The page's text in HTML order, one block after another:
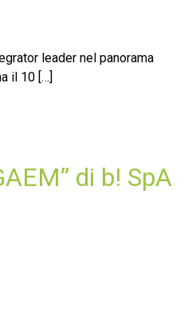
leader nel panorama
il 10 […]
di b! SpA